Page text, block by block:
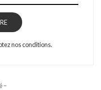
nos conditions.
–